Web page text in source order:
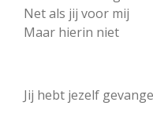
Net als jij voor mij
Maar hierin niet
Jij hebt jezelf